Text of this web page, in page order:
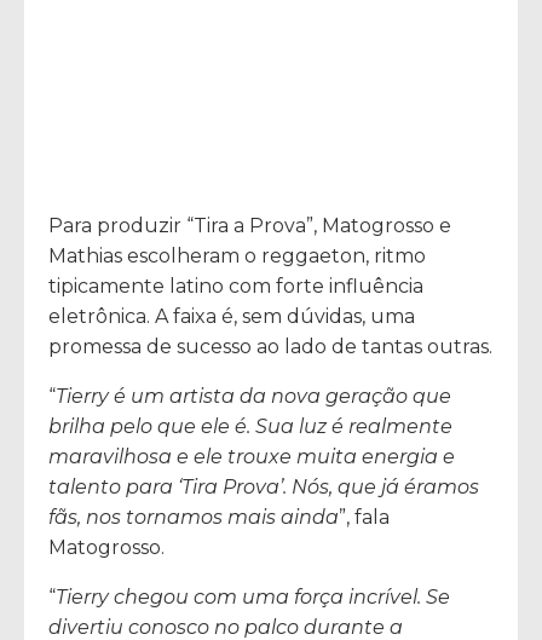
Para produzir “Tira a Prova”, Matogrosso e
Mathias escolheram o reggaeton, ritmo
tipicamente latino com forte influência
eletrônica. A faixa é, sem dúvidas, uma
promessa de sucesso ao lado de tantas outras.
“Tierry é um artista da nova geração que
brilha pelo que ele é. Sua luz é realmente
maravilhosa e ele trouxe muita energia e
talento para ‘Tira Prova’. Nós, que já éramos
fãs, nos tornamos mais ainda”, fala
Matogrosso.
“Tierry chegou com uma força incrível. Se
divertiu conosco no palco durante a